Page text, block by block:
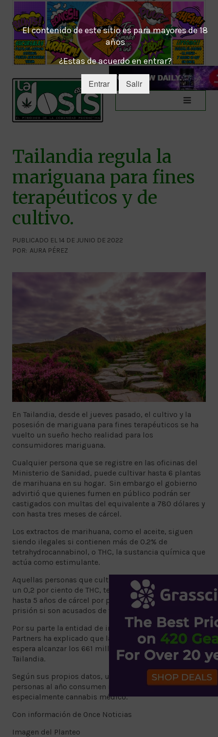
El contenido de este sitio es para mayores de 18
años
¿Estas de acuerdo en entrar?
Entrar Salir
Tailandia regula la
mariguana para fines
terapéuticos y de
cultivo.
PUBLICADO EL 14 DE JUNIO DE 2022
POR: AURA PÉREZ
En Tailandia, desde el jueves pasado, el cultivo y la
posesión de mariguana para fines terapéuticos se ha
vuelto un sueño hecho realidad para los
consumidores mariguana.
Cualquier persona que se registre en las oficinas del
Ministerio de Sanidad, puede cultivar hasta 6 plantas
de marihuana en su hogar. Sin embargo el gobierno
advirtió que quienes fumen en público podrán ser
castigados con multas del equivalente a 780 dólares y
con hasta tres meses de cárcel.
Los extractos de marihuana, como el aceite, siguen
siendo ilegales si contienen más de 0.2% de
tetrahydrocannabinol, o THC, la sustancia química que
actúa como estimulante.
Aquellas personas que cultiven marihuana con más de
un 0,2 por ciento de THC, tendrán como consecuencia
hasta 5 años de cárcel por posesión y hasta 15 años de
prisión si son acusados de venta.
Por su parte la entidad de investigación Prohibition
Partners ha explicado que la industria del cannabis
espera alcanzar los 661 millones de dólares en 2024 en
Tailandia.
Según sus propios datos, unos 86 millones de
personas al año consumen marihuana en Asia,
especialmente cannabis médico.
Con información de Once Noticias
Imagen del Planteo